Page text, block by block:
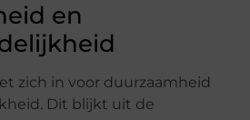
en
zich in voor duurzaamheid
Dit blijkt uit de